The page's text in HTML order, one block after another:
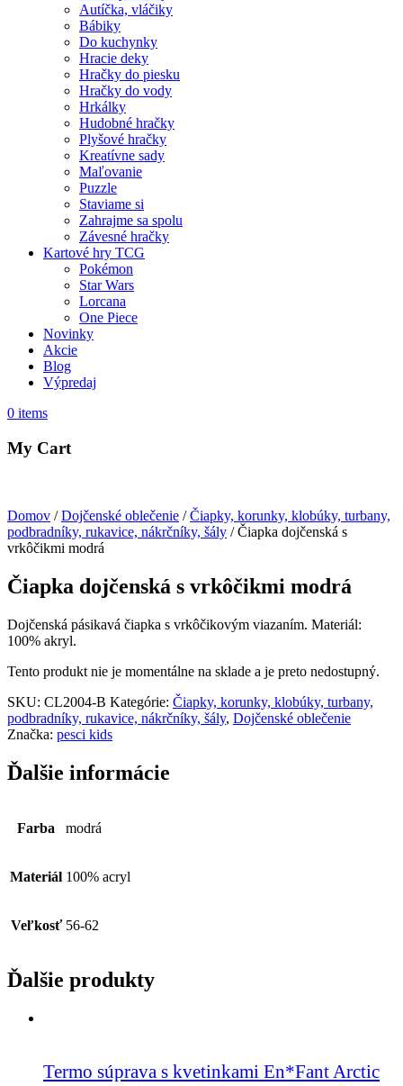
Autíčka, vláčiky
Bábiky
Do kuchynky
Hracie deky
Hračky do piesku
Hračky do vody
Hrkálky
Hudobné hračky
Plyšové hračky
Kreatívne sady
Maľovanie
Puzzle
Staviame si
Zahrajme sa spolu
Závesné hračky
Kartové hry TCG
Pokémon
Star Wars
Lorcana
One Piece
Novinky
Akcie
Blog
Výpredaj
0 items
My Cart
Domov /Dojčenské oblečenie /Čiapky, korunky, klobúky, turbany,
podbradníky, rukavice, nákrčníky, šály / Čiapka dojčenská s
vrkôčikmi modrá
Čiapka dojčenská s vrkôčikmi modrá
Dojčenská pásikavá čiapka s vrkôčikovým viazaním. Materiál:
100% akryl.
Tento produkt nie je momentálne na sklade a je preto nedostupný.
SKU: CL2004-B Kategórie: Čiapky, korunky, klobúky, turbany,
podbradníky, rukavice, nákrčníky, šály, Dojčenské oblečenie
Značka: pesci kids
Ďalšie informácie
Farba modrá
Materiál 100% acryl
Veľkosť 56-62
Ďalšie produkty
Termo súprava s kvetinkami En*Fant Arctic